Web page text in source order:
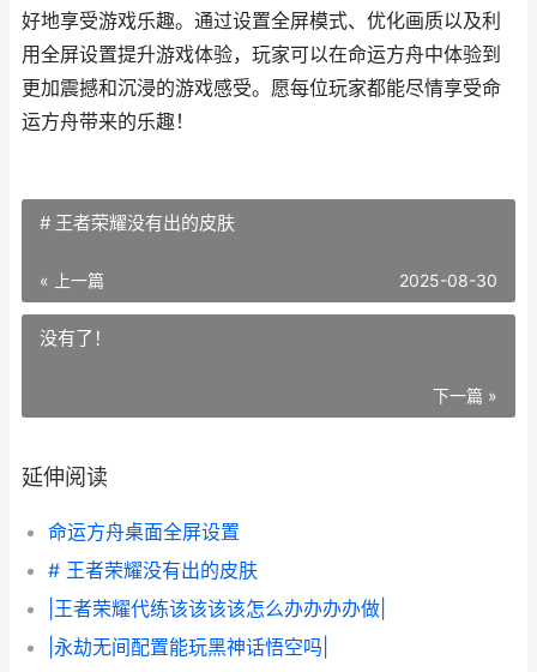
好地享受游戏乐趣。通过设置全屏模式、优化画质以及利
用全屏设置提升游戏体验，玩家可以在命运方舟中体验到
更加震撼和沉浸的游戏感受。愿每位玩家都能尽情享受命
运方舟带来的乐趣！
# 王者荣耀没有出的皮肤
« 上一篇 2025-08-30
没有了！
下一篇 »
延伸阅读
命运方舟桌面全屏设置
# 王者荣耀没有出的皮肤
|王者荣耀代练该该该该怎么办办办办做|
|永劫无间配置能玩黑神话悟空吗|